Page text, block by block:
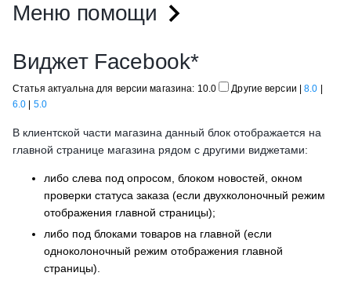
Меню помощи
Виджет Facebook*
Статья актуальна для версии магазина: 10.0 Другие версии |8.0
6.0
5.0
В клиентской части магазина данный блок отображается на
главной странице магазина рядом с другими виджетами:
либо слева под опросом, блоком новостей, окном
проверки статуса заказа (если двухколоночный режим
отображения главной страницы);
либо под блоками товаров на главной (если
одноколоночный режим отображения главной
страницы).